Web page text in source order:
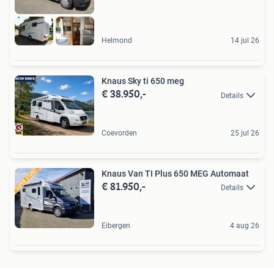
Helmond 14 jul 26
Knaus Sky ti 650 meg
€ 38.950,- Details
Coevorden 25 jul 26
Knaus Van TI Plus 650 MEG Automaat
€ 81.950,- Details
Eibergen 4 aug 26